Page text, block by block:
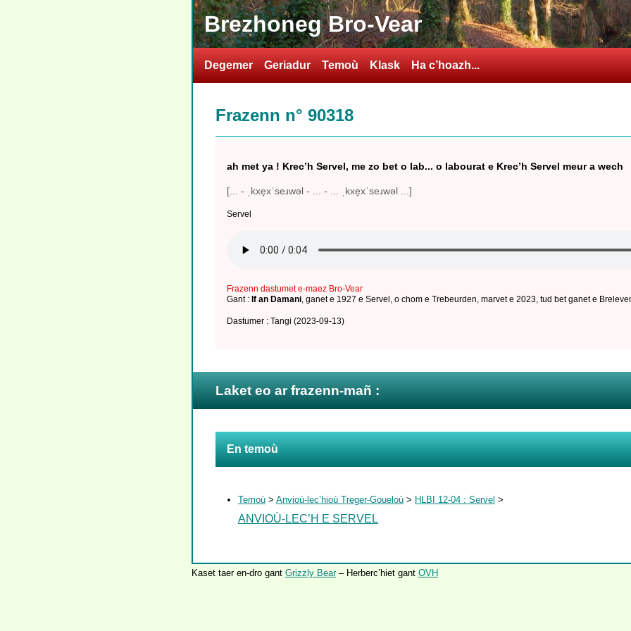
Brezhoneg Bro-Vear
Degemer Geriadur Temoù Klask Ha c’hoazh...
Frazenn n° 90318
ah met ya ! Krec’h Servel, me zo bet o lab... o labourat e Krec’h Servel meur a wech
[... - ˌkxe̞xˈseɹwəl - ... - ... ˌkxe̞xˈseɹwəl ...]
Servel
Frazenn dastumet e-maez Bro-Vear
Gant : If an Damani ganet e 1927 e Servel o chom e Trebeurden marvet e 2023 tud bet ganet e
Dastumer : Tangi (2023-09-13)
Laket eo ar frazenn-mañ :
En temoù
Temoù > Anvioù-lec’hioù Treger-Goueloù > HLBI 12-04 : Servel >
ANVIOÙ-LEC’H E SERVEL
Kaset taer en-dro gant Grizzly Bear– Herberc’hiet gant OVH